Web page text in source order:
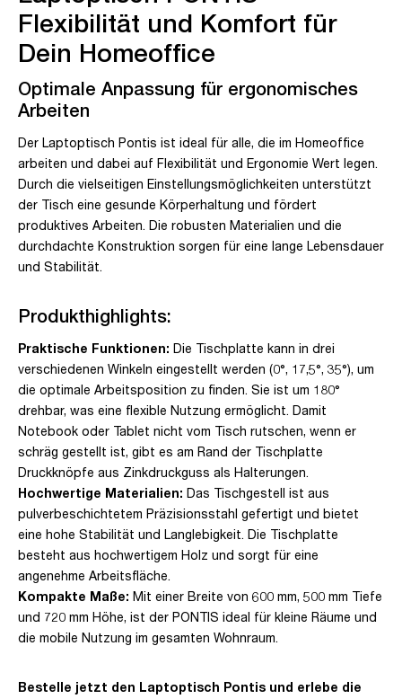
Flexibilität und Komfort für
Dein Homeoffice
Optimale Anpassung für ergonomisches
Arbeiten
Der Laptoptisch Pontis ist ideal für alle, die im Homeoffice
arbeiten und dabei auf Flexibilität und Ergonomie Wert legen.
Durch die vielseitigen Einstellungsmöglichkeiten unterstützt
der Tisch eine gesunde Körperhaltung und fördert
produktives Arbeiten. Die robusten Materialien und die
durchdachte Konstruktion sorgen für eine lange Lebensdauer
und Stabilität.
Produkthighlights:
Praktische Funktionen: Die Tischplatte kann in drei
verschiedenen Winkeln eingestellt werden (0°, 17,5°, 35°), um
die optimale Arbeitsposition zu finden. Sie ist um 180°
drehbar, was eine flexible Nutzung ermöglicht. Damit
Notebook oder Tablet nicht vom Tisch rutschen, wenn er
schräg gestellt ist, gibt es am Rand der Tischplatte
Druckknöpfe aus Zinkdruckguss als Halterungen.
Hochwertige Materialien: Das Tischgestell ist aus
pulverbeschichtetem Präzisionsstahl gefertigt und bietet
eine hohe Stabilität und Langlebigkeit. Die Tischplatte
besteht aus hochwertigem Holz und sorgt für eine
angenehme Arbeitsfläche.
Kompakte Maße: Mit einer Breite von 600 mm, 500 mm Tiefe
und 720 mm Höhe, ist der PONTIS ideal für kleine Räume und
die mobile Nutzung im gesamten Wohnraum.
Bestelle jetzt den Laptoptisch Pontis und erlebe die